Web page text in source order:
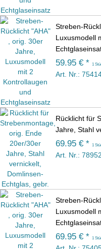
Streben-
Luxusmodell
59.95 € * 1
Art. Nr.:
Rücklicht für
Jahre, Stahl
69.95 € * 1
Art. Nr.: 78952
Streben-
Luxusmodell
69.95 € * 1